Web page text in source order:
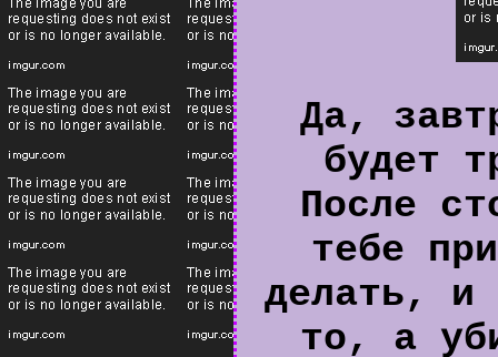
Да,
будет
После
тебе
делать, и
то, а